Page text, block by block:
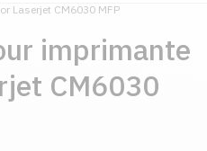
Laserjet CM6030 MFP
imprimante
CM6030